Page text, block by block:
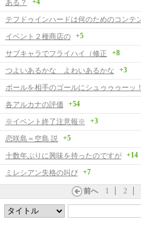
ある？ +4
テフドゥインハードは何のためのコンテ
イベント２種商店の
+5
サブキャラでフライハイ（修正 +8
つよいあるかな よわいあるかな +3
ボールを相手のゴールにシュゥゥゥーッ
各アルカナの評価
+54
※イベント終了注意報※ +3
恋咲島＝空島 説 +5
十数年ぶりに興味を持ったのですが +14
ミレシアン失格の叫び +7
前へ 1 2